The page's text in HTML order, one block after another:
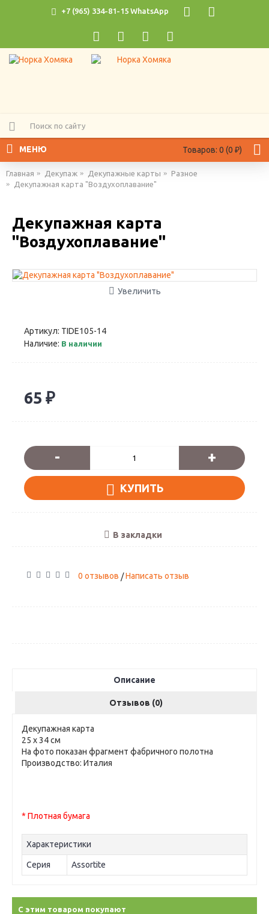
+7 (965) 334-81-15 WhatsApp
Товаров: 0 (0 ₽)
МЕНЮ
Главная Декупаж Декупажные карты
Разное
Декупажная карта "Воздухоплавание"
Декупажная карта
"Воздухоплавание"
Увеличить
Артикул: TIDE105-14
Наличие: В наличии
65 ₽
- +
КУПИТЬ
В закладки
0 отзывов /Написать отзыв
Описание
Отзывов (0)
Декупажная карта
25 х 34 см
На фото показан фрагмент фабричного полотна
Производство: Италия
* Плотная бумага
Характеристики
Серия Assortite
С этим товаром покупают